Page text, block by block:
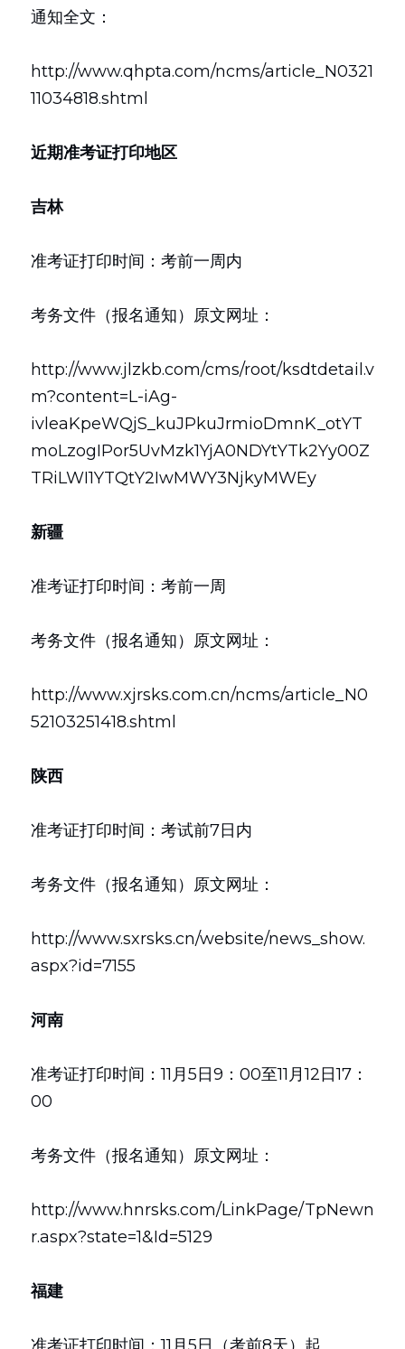
通知全文：
http://www.qhpta.com/ncms/article_N0321
11034818.shtml
近期准考证打印地区
吉林
准考证打印时间：考前一周内
考务文件（报名通知）原文网址：
http://www.jlzkb.com/cms/root/ksdtdetail.v
m?content=L-iAg-
ivleaKpeWQjS_kuJPkuJrmioDmnK_otYT
moLzogIPor5UvMzk1YjA0NDYtYTk2Yy00Z
TRiLWI1YTQtY2IwMWY3NjkyMWEy
新疆
准考证打印时间：考前一周
考务文件（报名通知）原文网址：
http://www.xjrsks.com.cn/ncms/article_N0
52103251418.shtml
陕西
准考证打印时间：考试前7日内
考务文件（报名通知）原文网址：
http://www.sxrsks.cn/website/news_show.
aspx?id=7155
河南
准考证打印时间：11月5日9：00至11月12日17：
00
考务文件（报名通知）原文网址：
http://www.hnrsks.com/LinkPage/TpNewn
r.aspx?state=1&Id=5129
福建